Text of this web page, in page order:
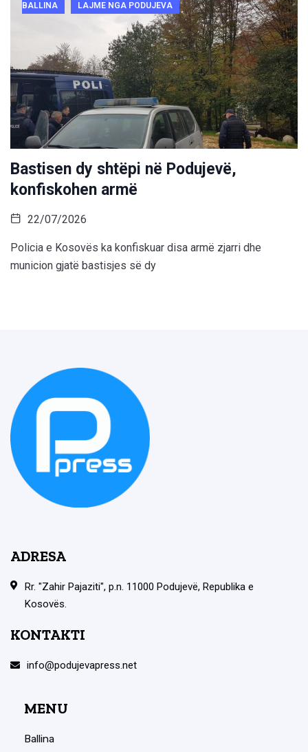
BALLINA LAJME NGA PODUJEVA
Bastisen dy shtëpi në Podujevë,
konfiskohen armë
22/07/2026
Policia e Kosovës ka konfiskuar disa armë zjarri dhe
municion gjatë bastisjes së dy
ADRESA
Rr. "Zahir Pajaziti", p.n. 11000 Podujevë, Republika e
Kosovës.
KONTAKTI
info@podujevapress.net
MENU
Ballina